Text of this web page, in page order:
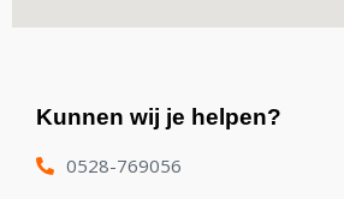
Kunnen wij je helpen?
0528-769056